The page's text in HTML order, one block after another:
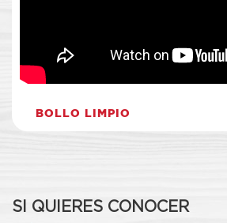
BOLLO LIMPIO
SI QUIERES CONOCER